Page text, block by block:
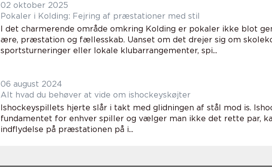
02 oktober 2025
Pokaler i Kolding: Fejring af præstationer med stil
I det charmerende område omkring Kolding er pokaler ikke blot
ære, præstation og fællesskab. Uanset om det drejer sig om
sportsturneringer eller lokale klubarrangementer, spi...
06 august 2024
Alt hvad du behøver at vide om ishockeyskøjter
Ishockeyspillets hjerte slår i takt med glidningen af stål mod is.
fundamentet for enhver spiller og vælger man ikke det rette par,
indflydelse på præstationen på i...